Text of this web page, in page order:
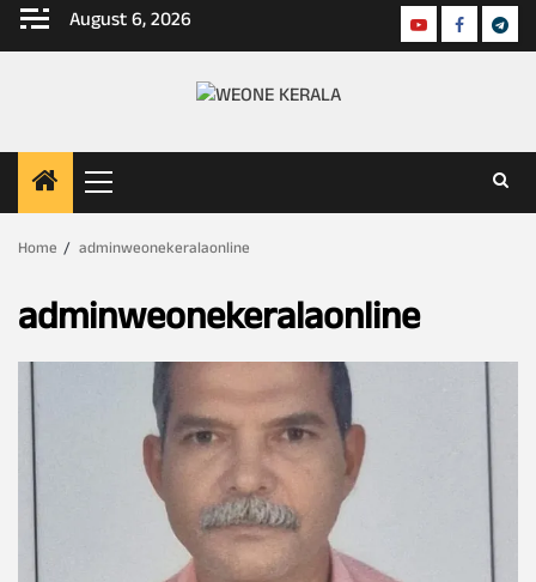
Skip
August 6, 2026 YoutubeFacebook
Primary
Menu
Home
adminweonekeralaonline
adminweonekeralaonline